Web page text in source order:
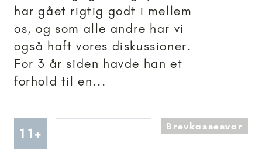
har gået rigtig godt i mellem
os, og som alle andre har vi
også haft vores diskussioner.
For 3 år siden havde han et
forhold til en...
11+ Artikler anbefalet til 11+Brevkassesvar